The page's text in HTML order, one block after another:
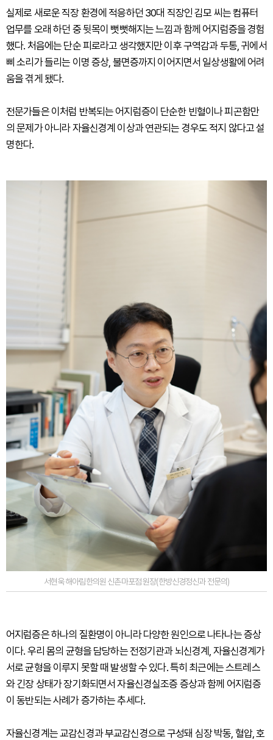
실제로 새로운 직장 환경에 적응하던 30대 직장인 김모 씨는 컴퓨터
업무를 오래 하던 중 뒷목이 뻣뻣해지는 느낌과 함께 어지럼증을 경험
했다. 처음에는 단순 피로라고 생각했지만 이후 구역감과 두통, 귀에서
삐 소리가 들리는 이명 증상, 불면증까지 이어지면서 일상생활에 어려
움을 겪게 됐다.
전문가들은 이처럼 반복되는 어지럼증이 단순한 빈혈이나 피곤함만
의 문제가 아니라 자율신경계 이상과 연관되는 경우도 적지 않다고 설
명한다.
서현욱 해아림한의원 신촌마포점 원장(한방신경정신과 전문의)
어지럼증은 하나의 질환명이 아니라 다양한 원인으로 나타나는 증상
이다. 우리 몸의 균형을 담당하는 전정기관과 뇌신경계, 자율신경계가
서로 균형을 이루지 못할 때 발생할 수 있다. 특히 최근에는 스트레스
와 긴장 상태가 장기화되면서 자율신경실조증 증상과 함께 어지럼증
이 동반되는 사례가 증가하는 추세다.
자율신경계는 교감신경과 부교감신경으로 구성돼 심장 박동, 혈압, 호